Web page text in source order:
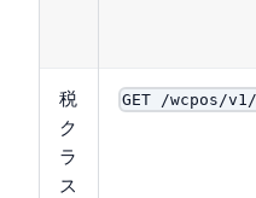
税
ク
ラ
ス
GET /wcpos/